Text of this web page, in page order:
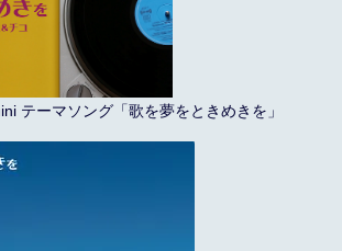
テーマソング「歌を夢をときめきを」